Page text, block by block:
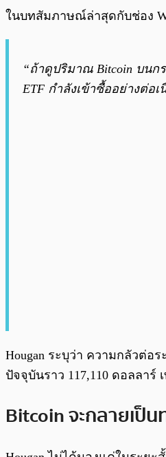
ในบทสัมภาษณ์ล่าสุดกับช่อง
“ถ้าดูปริมาณ Bitcoin บน
ETF กำลังเข้าซื้ออย่างต่อเ
Hougan ระบุว่า ความกลัวต่
ปัจจุบันราว 117,110 ดอลลาร์
Bitcoin จะกลายเป็